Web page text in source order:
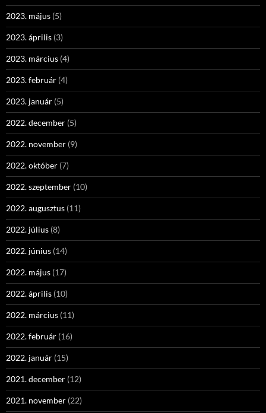
2023. május (5)
2023. április (3)
2023. március (4)
2023. február (4)
2023. január (5)
2022. december (5)
2022. november (9)
2022. október (7)
2022. szeptember (10)
2022. augusztus (11)
2022. július (8)
2022. június (14)
2022. május (17)
2022. április (10)
2022. március (11)
2022. február (16)
2022. január (15)
2021. december (12)
2021. november (22)